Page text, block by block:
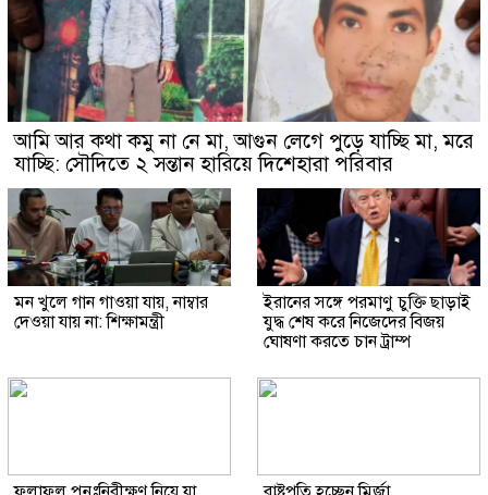
আমি আর কথা কমু না নে মা, আগুন লেগে পুড়ে যাচ্ছি মা, মরে
যাচ্ছি: সৌদিতে ২ সন্তান হারিয়ে দিশেহারা পরিবার
মন খুলে গান গাওয়া যায়, নাম্বার
দেওয়া যায় না: শিক্ষামন্ত্রী
ইরানের সঙ্গে পরমাণু চুক্তি ছাড়াই
যুদ্ধ শেষ করে নিজেদের বিজয়
ঘোষণা করতে চান ট্রাম্প